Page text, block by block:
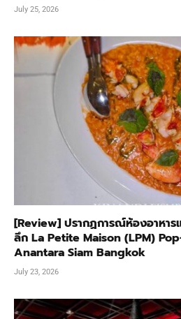
July 25, 2026
[Review] ปรากฏการณ์ห้องอาหาร
ลึก La Petite Maison (LPM)
Anantara Siam Bangkok
July 23, 2026